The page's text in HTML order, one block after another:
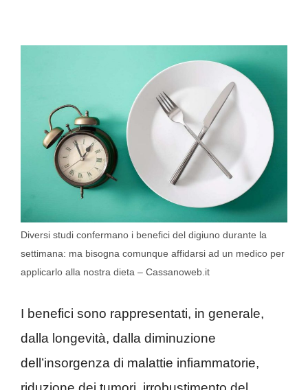
Diversi studi confermano i benefici del digiuno durante la
settimana: ma bisogna comunque affidarsi ad un medico per
applicarlo alla nostra dieta – Cassanoweb.it
I benefici sono rappresentati, in generale,
dalla longevità, dalla diminuzione
dell’insorgenza di malattie infiammatorie,